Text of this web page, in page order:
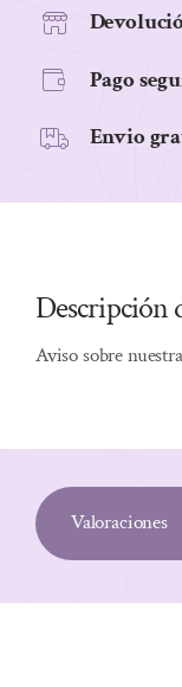
500
cantidad
Pago
Envio
Descripción
Aviso sobre nuestra
Valoraciones